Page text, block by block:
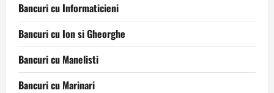
Bancuri cu Informaticieni
Bancuri cu Ion si Gheorghe
Bancuri cu Manelisti
Bancuri cu Marinari